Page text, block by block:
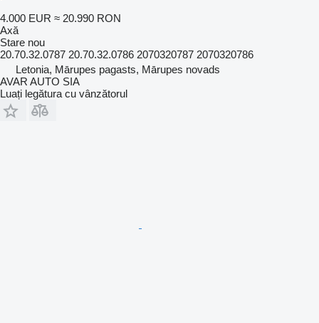
4.000 EUR ≈ 20.990 RON
Axă
Stare nou
20.70.32.0787 20.70.32.0786 2070320787 2070320786
Letonia, Mārupes pagasts, Mārupes novads
AVAR AUTO SIA
Luați legătura cu vânzătorul